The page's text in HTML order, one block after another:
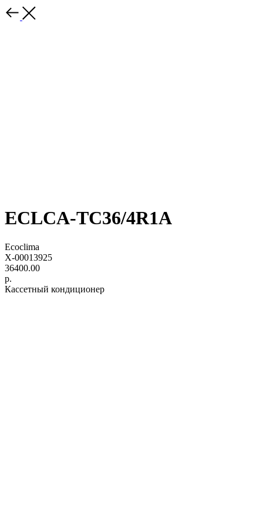
ECLCA-TC36/4R1A
Ecoclima
X-00013925
36400.00
р.
Кассетный кондиционер